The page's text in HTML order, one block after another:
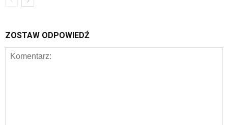
ZOSTAW ODPOWIEDŹ